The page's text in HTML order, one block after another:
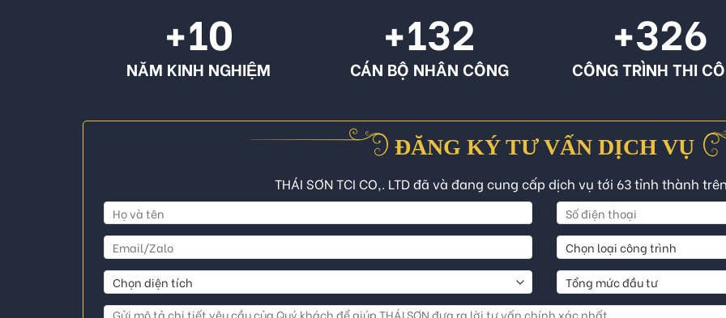
+10
NĂM KINH NGHIỆM
+132
CÁN BỘ NHÂN CÔNG
+326
CÔNG TRÌNH THI
ĐĂNG KÝ TƯ VẤN DỊCH VỤ
THÁI SƠN TCI CO,. LTD đã và đang cung cấp dịch vụ tới 63 tỉnh thành